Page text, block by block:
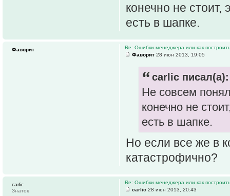
конечно не стоит,
есть в шапке.
Re: Ошибки менеджера или как построить
Фаворит 28 июн 2013, 19:05
carlic писал(а):
Не совсем
конечно не
есть в шапке.
Но если все же в
катастрофично?
Фаворит
Re: Ошибки менеджера или как построить
carlic 28 июн 2013, 20:43
carlic
Знаток